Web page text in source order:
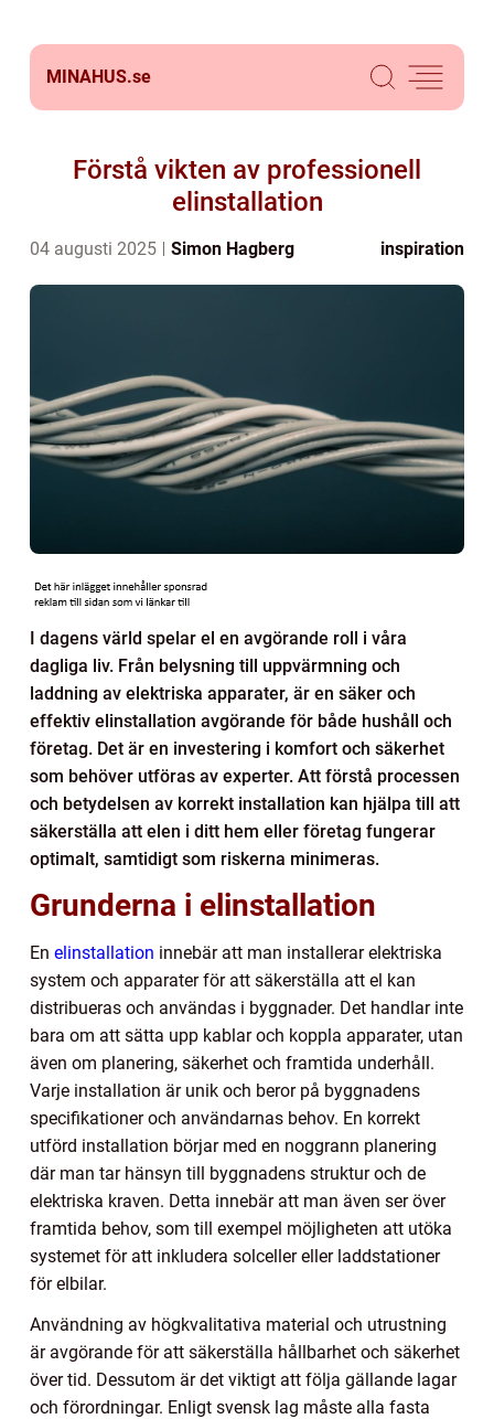
MINAHUS.se
Förstå vikten av professionell
elinstallation
04 augusti 2025 Simon Hagberg inspiration
I dagens värld spelar el en avgörande roll i våra
dagliga liv. Från belysning till uppvärmning och
laddning av elektriska apparater, är en säker och
effektiv elinstallation avgörande för både hushåll och
företag. Det är en investering i komfort och säkerhet
som behöver utföras av experter. Att förstå processen
och betydelsen av korrekt installation kan hjälpa till att
säkerställa att elen i ditt hem eller företag fungerar
optimalt, samtidigt som riskerna minimeras.
Grunderna i elinstallation
En elinstallation innebär att man installerar elektriska
system och apparater för att säkerställa att el kan
distribueras och användas i byggnader. Det handlar inte
bara om att sätta upp kablar och koppla apparater, utan
även om planering, säkerhet och framtida underhåll.
Varje installation är unik och beror på byggnadens
specifikationer och användarnas behov. En korrekt
utförd installation börjar med en noggrann planering
där man tar hänsyn till byggnadens struktur och de
elektriska kraven. Detta innebär att man även ser över
framtida behov, som till exempel möjligheten att utöka
systemet för att inkludera solceller eller laddstationer
för elbilar.
Användning av högkvalitativa material och utrustning
är avgörande för att säkerställa hållbarhet och säkerhet
över tid. Dessutom är det viktigt att följa gällande lagar
och förordningar. Enligt svensk lag måste alla fasta